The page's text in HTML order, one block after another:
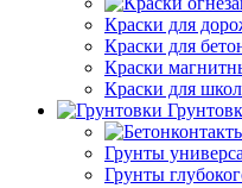
Краски для
Краски для
Краски
Краски для
Грунты
Грунты